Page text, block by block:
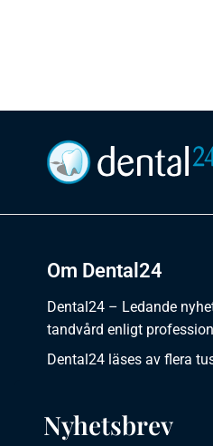
Om Dental24
Dental24 – Ledande
tandvård enligt
Dental24 läses av flera
Dental24 erbjuder
plats för nyheter,
utbildningar, artiklar,
Nyhetsbrev